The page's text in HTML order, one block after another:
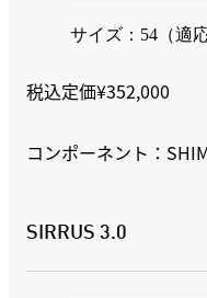
サイズ：54（適
税込定価¥352,000
コンポーネント：
SIRRUS 3.0